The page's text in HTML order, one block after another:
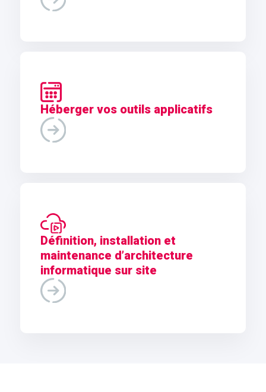
Héberger vos outils applicatifs
Définition, installation et
maintenance d’architecture
informatique sur site